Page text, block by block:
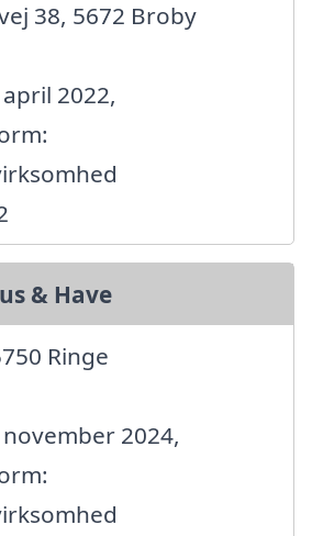
38, 5672 Broby
2022,
& Have
Ringe
2024,